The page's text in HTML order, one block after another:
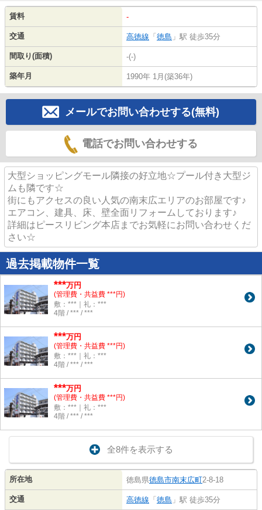
賃料 -
交通 高徳線 「 徳島 」駅 徒歩35分
間取り(面積) -(-)
築年月 1990年 1月(築36年)
メールでお問い合わせする(無料)
電話でお問い合わせする
大型ショッピングモール隣接の好立地☆プール付き大型ジ
ムも隣です☆
街にもアクセスの良い人気の南末広エリアのお部屋です♪
エアコン、建具、床、壁全面リフォームしております♪
詳細はピースリビング本店までお気軽にお問い合わせくだ
さい☆
過去掲載物件一覧
***万円
(管理費・共益費 ***円)
敷：***｜礼：***
4階 / *** / ***
***万円
(管理費・共益費 ***円)
敷：***｜礼：***
4階 / *** / ***
***万円
(管理費・共益費 ***円)
敷：***｜礼：***
4階 / *** / ***
全8件を表示する
所在地 徳島県徳島市南末広町2-8-18
交通 高徳線 「 徳島 」駅 徒歩35分